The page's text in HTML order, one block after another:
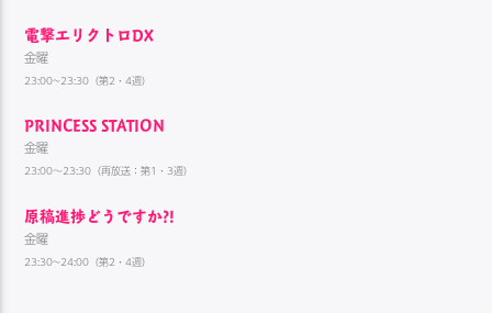
電撃エリクトロDX
金曜
23:00~23:30（第2・4週）
PRINCESS STATION
金曜
23:00～23:30（再放送：第1・3週）
原稿進捗どうですか?!
金曜
23:30~24:00（第2・4週）